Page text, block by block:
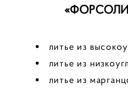
литье из
литье из
литье из